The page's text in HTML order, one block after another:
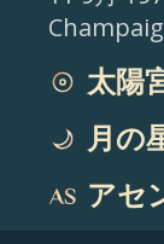
太陽
月の
アセ